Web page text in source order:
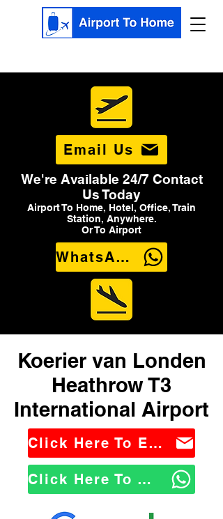
Email Us
We're Available 24/7 Contact
Us Today
Airport To Home, Hotel, Office, Train
Station, Anywhere.
Or To Airport
WhatsApp Us
Koerier van Londen
Heathrow T3
International Airport
Click Here To Email Us
Click Here To WhatsApp Us